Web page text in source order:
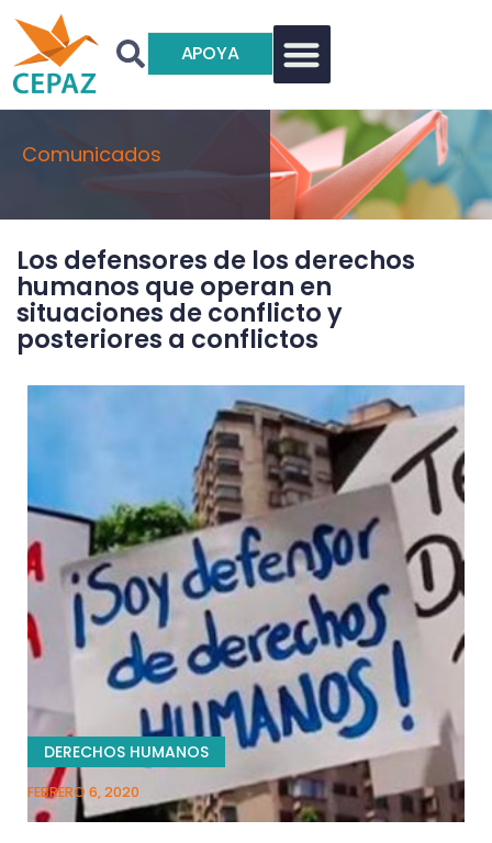
APOYA
Comunicados
Los defensores de los derechos
humanos que operan en
situaciones de conflicto y
posteriores a conflictos
DERECHOS HUMANOS
FEBRERO 6, 2020